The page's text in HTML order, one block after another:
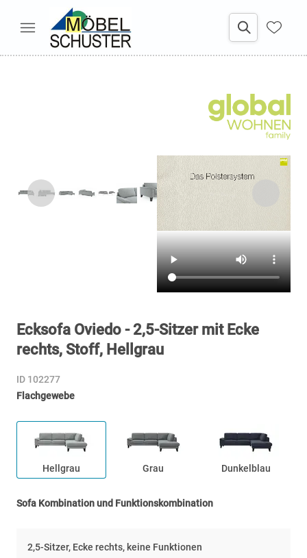
Ecksofa Oviedo - 2,5-Sitzer mit Ecke
rechts, Stoff, Hellgrau
ID 102277
Flachgewebe
Hellgrau Grau Dunkelblau
Sofa Kombination und Funktionskombination
2,5-Sitzer, Ecke rechts, keine Funktionen